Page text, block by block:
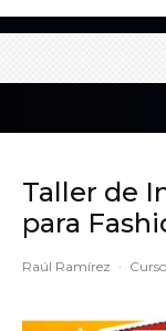
Taller de
para
Raúl Ramírez ·